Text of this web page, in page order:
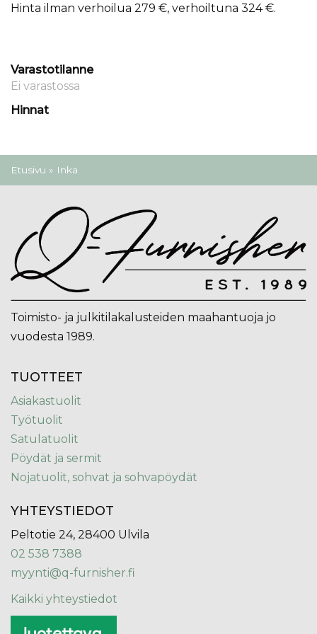
Hinta ilman verhoilua 279 €, verhoiltuna 324 €.
Varastotilanne
Ei varastossa
Hinnat
Olet täällä
Etusivu » Inka
Toimisto- ja julkitilakalusteiden maahantuoja jo
vuodesta 1989.
TUOTTEET
Asiakastuolit
Työtuolit
Satulatuolit
Pöydät ja sermit
Nojatuolit, sohvat ja sohvapöydät
YHTEYSTIEDOT
Peltotie 24, 28400 Ulvila
02 538 7388
myynti@q-furnisher.fi
Kaikki yhteystiedot